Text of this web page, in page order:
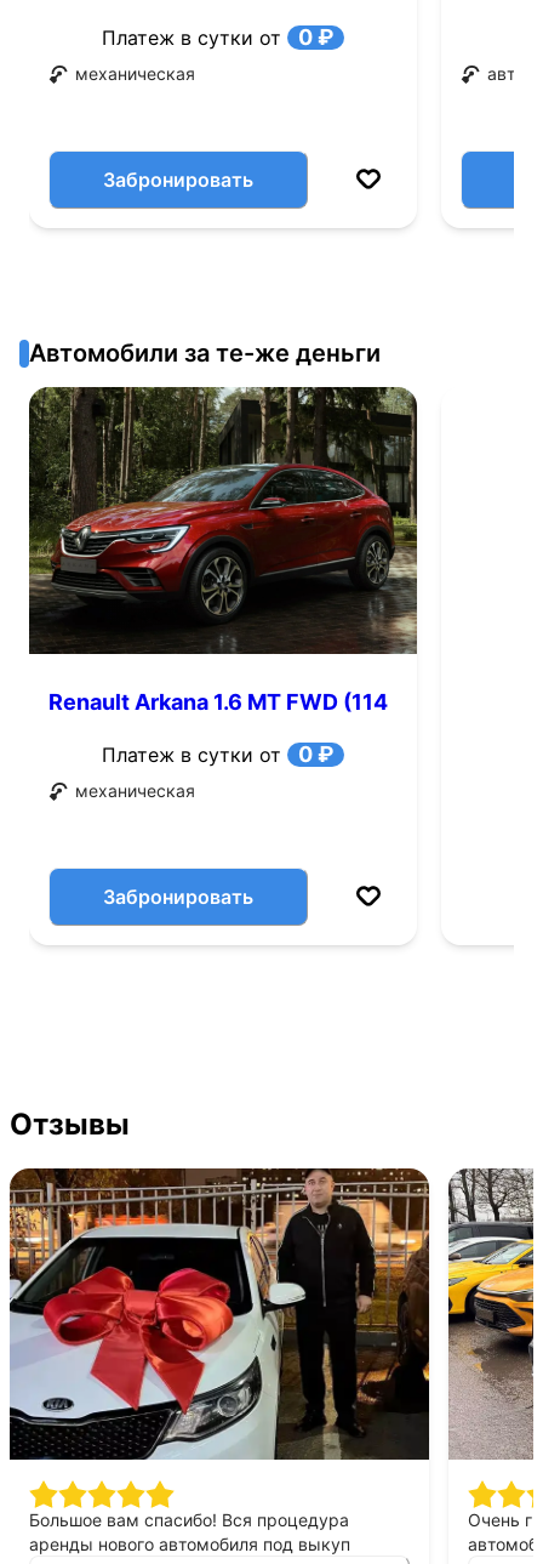
Платеж в сутки от 0 ₽
механическая
Забронировать
Автомобили за те-же деньги
Renault Arkana 1.6 MT FWD (114
Платеж в сутки от 0 ₽
механическая
Забронировать
Отзывы
Большое вам спасибо! Вся процедура
аренды нового автомобиля под выкуп
Очень